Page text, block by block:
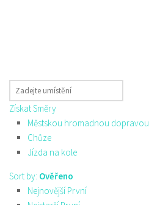
Získat Směry
Městskou hromadnou dopravou
Chůze
Jízda na kole
Sort by: Ověřeno
Nejnovější První